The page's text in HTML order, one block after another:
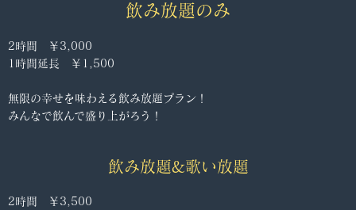
飲み放題のみ
2時間 ￥3,000
1時間延長 ￥1,500
無限の幸せを味わえる飲み放題プラン！
みんなで飲んで盛り上がろう！
飲み放題&歌い放題
2時間 ￥3,500